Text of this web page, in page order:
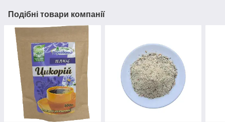
Подібні товари компанії